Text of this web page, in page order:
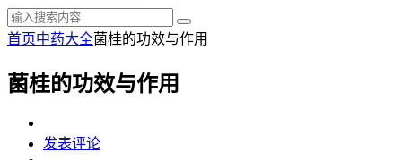
首页中药大全菌桂的功效与作用
菌桂的功效与作用
发表评论